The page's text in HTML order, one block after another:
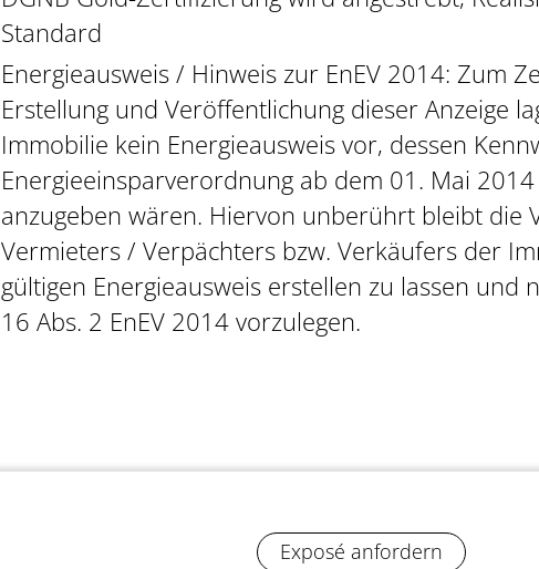
Standard
Energieausweis / Hinweis zur EnEV 2014: Zum
Erstellung und Veröffentlichung dieser Anzeige
Immobilie kein Energieausweis vor, dessen
Energieeinsparverordnung ab dem 01. Mai
anzugeben wären. Hiervon unberührt bleibt die
Vermieters / Verpächters bzw. Verkäufers der
gültigen Energieausweis erstellen zu lassen und
16 Abs. 2 EnEV 2014 vorzulegen.
Exposé anfordern